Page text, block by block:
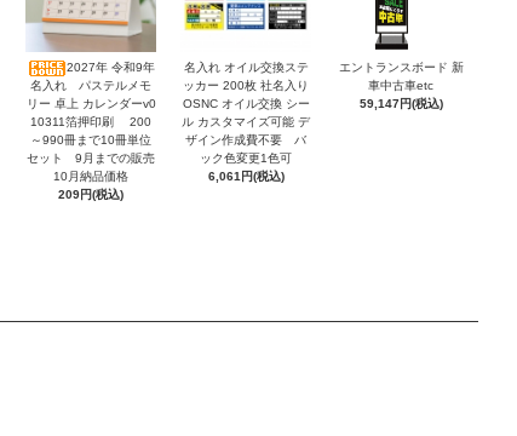
2027年 令和9年
名入れ パステルメモ
リー 卓上 カレンダーv0
10311箔押印刷 200
～990冊まで10冊単位
セット 9月までの販売
10月納品価格
209円(税込)
名入れ オイル交換ステ
ッカー 200枚 社名入り
OSNC オイル交換 シー
ル カスタマイズ可能 デ
ザイン作成費不要 バ
ック色変更1色可
6,061円(税込)
エントランスボード 新
車中古車etc
59,147円(税込)